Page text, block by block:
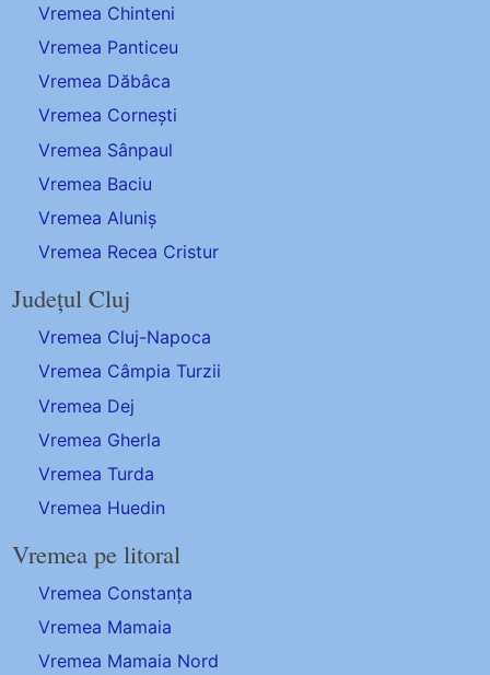
Vremea Chinteni
Vremea Panticeu
Vremea Dăbâca
Vremea Cornești
Vremea Sânpaul
Vremea Baciu
Vremea Aluniș
Vremea Recea Cristur
Județul Cluj
Vremea Cluj-Napoca
Vremea Câmpia Turzii
Vremea Dej
Vremea Gherla
Vremea Turda
Vremea Huedin
Vremea pe litoral
Vremea Constanța
Vremea Mamaia
Vremea Mamaia Nord